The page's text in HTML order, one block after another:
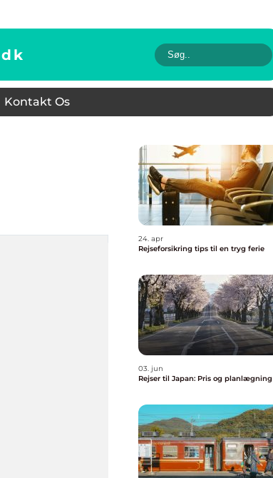
dk
Kontakt Os
24. apr
Rejseforsikring tips til en tryg ferie
03. jun
Rejser til Japan: Pris og planlægning